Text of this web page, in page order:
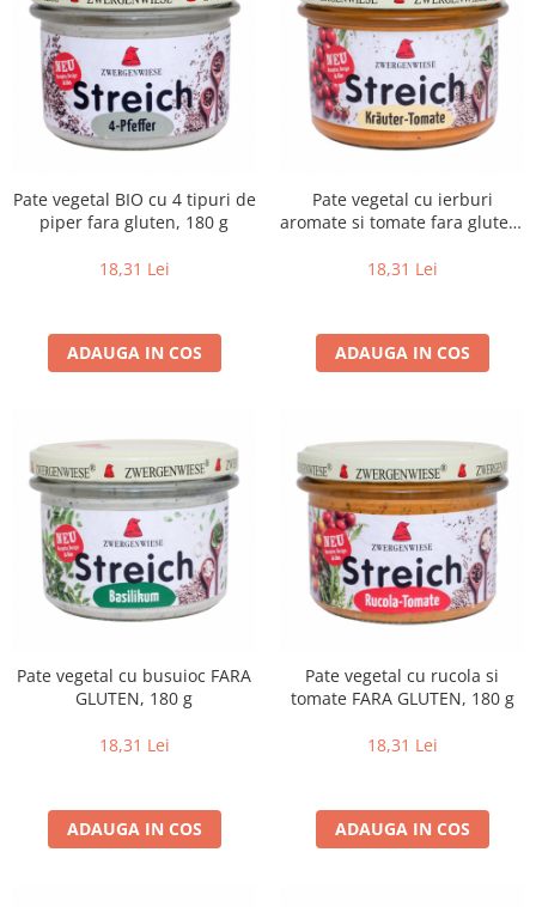
Paste bio integrale
Paste bio pentru copii
Paste fainoase bio
Pateu, sosuri si conserve
Conserve de peste bio
Pateu bio si creme vegetale
Sosuri bio
Produse din tomate
Sosuri bio din tomate
Sucuri si bauturi bio
Sirop bio
Sucuri din fructe si legume bio
Superalimente
Pudre proteice bio
Superalimente bio
Uleiuri, grasimi si otet
Otet bio
Ulei bio
Uleiuri esentiale alimentare bio
Pate vegetal BIO cu 4 tipuri de
piper fara gluten, 180 g
18,31 Lei
ADAUGA IN COS
Pate vegetal cu ierburi
aromate si tomate fara gluten,
18,31 Lei
ADAUGA IN COS
Pate vegetal cu busuioc FARA
GLUTEN, 180 g
18,31 Lei
ADAUGA IN COS
Pate vegetal cu rucola si
tomate FARA GLUTEN, 180 g
18,31 Lei
ADAUGA IN COS